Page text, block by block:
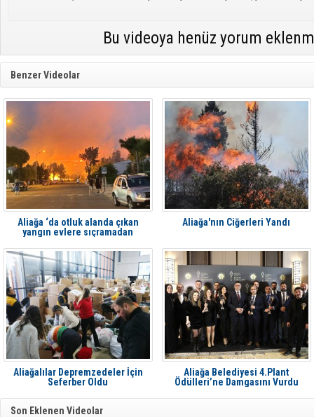
Bu videoya henüz yorum
Benzer Videolar
Aliağa ‘da otluk alanda çıkan
yangın evlere sıçramadan
Aliağa'nın Ciğerleri Yandı
Aliağalılar Depremzedeler İçin
Seferber Oldu
Aliağa Belediyesi 4.Plant
Ödülleri’ne Damgasını Vurdu
Son Eklenen Videolar